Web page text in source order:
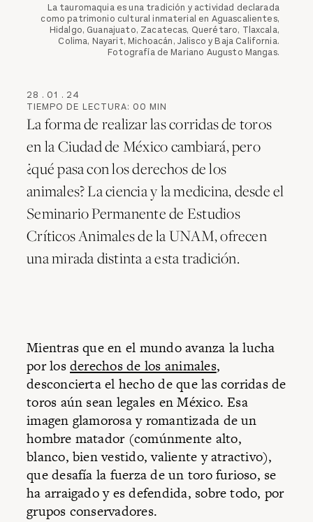
La tauromaquia es una tradición y actividad declarada
como patrimonio cultural inmaterial en Aguascalientes,
Hidalgo, Guanajuato, Zacatecas, Querétaro, Tlaxcala,
Colima, Nayarit, Michoacán, Jalisco y Baja California.
Fotografía de Mariano Augusto Mangas.
28 . 01 . 24
TIEMPO DE LECTURA: 00 MIN
La forma de realizar las corridas de toros
en la Ciudad de México cambiará, pero
¿qué pasa con los derechos de los
animales? La ciencia y la medicina, desde el
Seminario Permanente de Estudios
Críticos Animales de la UNAM, ofrecen
una mirada distinta a esta tradición.
Mientras que en el mundo avanza la lucha
por losderechos de los animales,
desconcierta el hecho de que las corridas de
toros aún sean legales en México. Esa
imagen glamorosa y romantizada de un
hombre matador (comúnmente alto,
blanco, bien vestido, valiente y atractivo),
que desafía la fuerza de un toro furioso, se
ha arraigado y es defendida, sobre todo, por
grupos conservadores.